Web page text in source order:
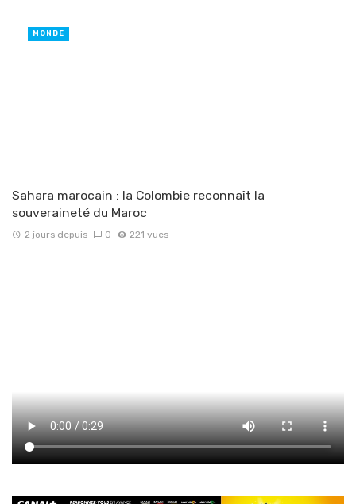
Sahara marocain : la Colombie reconnaît la
souveraineté du Maroc
2 jours depuis 0 221 vues
MONDE